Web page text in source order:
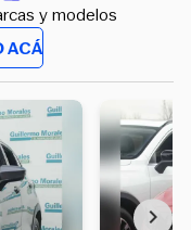
y modelos
ACÁ